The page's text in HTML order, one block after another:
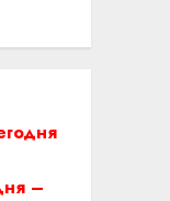
–